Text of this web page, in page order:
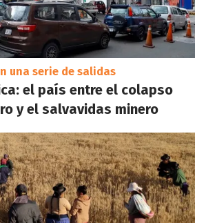
una serie de salidas
el país entre el colapso
y el salvavidas minero